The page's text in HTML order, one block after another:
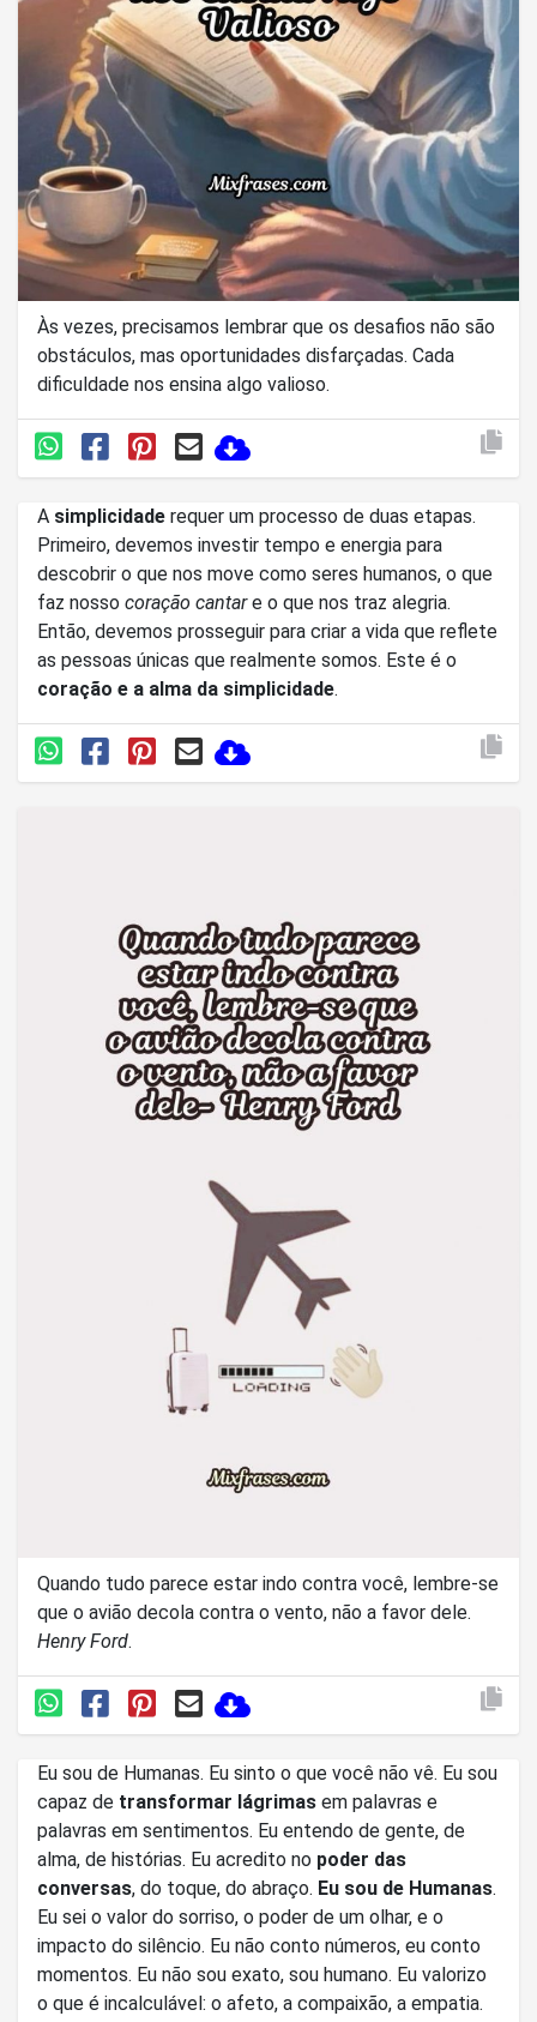
Às vezes, precisamos lembrar que os desafios não são
obstáculos, mas oportunidades disfarçadas. Cada
dificuldade nos ensina algo valioso.
A simplicidade requer um processo de duas etapas.
Primeiro, devemos investir tempo e energia para
descobrir o que nos move como seres humanos, o que
faz nosso coração cantare o que nos traz alegria.
Então, devemos prosseguir para criar a vida que reflete
as pessoas únicas que realmente somos. Este é o
coração e a alma da simplicidade.
Quando tudo parece estar indo contra você, lembre-se
que o avião decola contra o vento, não a favor dele.
Henry Ford.
Eu sou de Humanas. Eu sinto o que você não vê. Eu sou
capaz de transformar lágrimas em palavras e
palavras em sentimentos. Eu entendo de gente, de
alma, de histórias. Eu acredito no poder das
conversas, do toque, do abraço. Eu sou de Humanas.
Eu sei o valor do sorriso, o poder de um olhar, e o
impacto do silêncio. Eu não conto números, eu conto
momentos. Eu não sou exato, sou humano. Eu valorizo
o que é incalculável: o afeto, a compaixão, a empatia.